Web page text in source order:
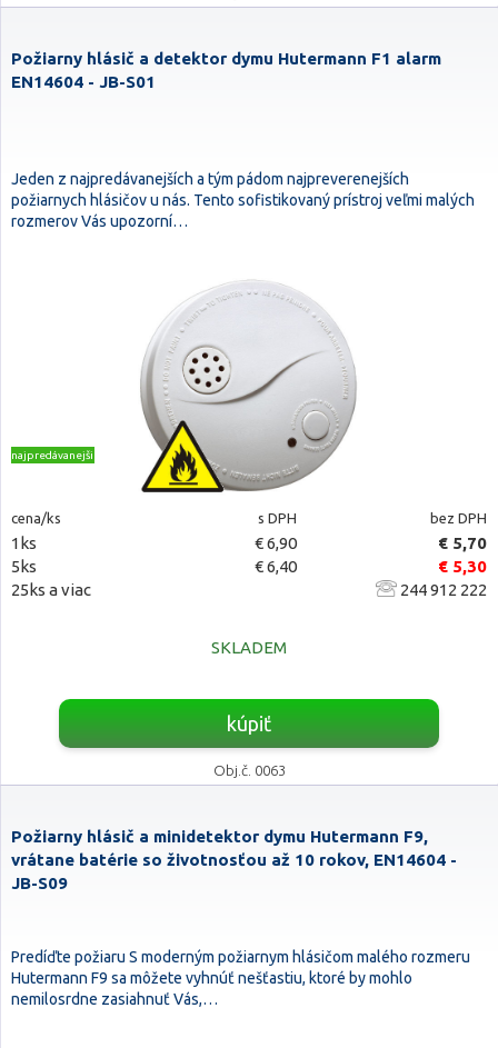
Požiarny hlásič a detektor dymu Hutermann F1 alarm
EN14604 - JB-S01
Jeden z najpredávanejších a tým pádom najpreverenejších
požiarnych hlásičov u nás. Tento sofistikovaný prístroj veľmi malých
rozmerov Vás upozorní…
najpredávanejšie
cena/ks s DPH bez DPH
1ks € 6,90
€ 5,70
5ks
€ 6,40
€ 5,30
25ks a viac
244 912 222
SKLADEM
kúpiť
Obj.č. 0063
Požiarny hlásič a minidetektor dymu Hutermann F9,
vrátane batérie so životnosťou až 10 rokov, EN14604 -
JB-S09
Predíďte požiaru S moderným požiarnym hlásičom malého rozmeru
Hutermann F9 sa môžete vyhnúť nešťastiu, ktoré by mohlo
nemilosrdne zasiahnuť Vás,…